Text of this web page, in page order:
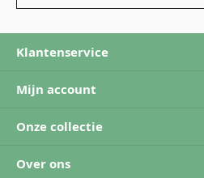
Klantenservice
Mijn account
Onze collectie
Over ons